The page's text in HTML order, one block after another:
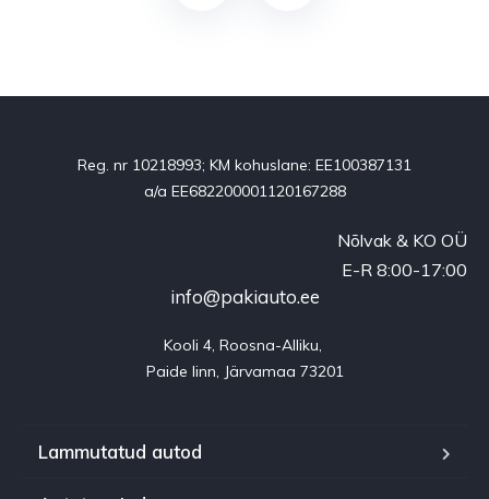
Reg. nr 10218993; KM kohuslane: EE100387131
a/a EE682200001120167288
Nõlvak & KO OÜ
E-R 8:00-17:00
info@pakiauto.ee
Kooli 4, Roosna-Alliku,
Paide linn, Järvamaa 73201
Lammutatud autod